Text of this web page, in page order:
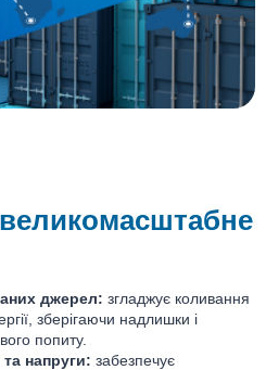
джерел: згладжує коливання
зберігаючи надлишки і
попиту.
напруги: забезпечує